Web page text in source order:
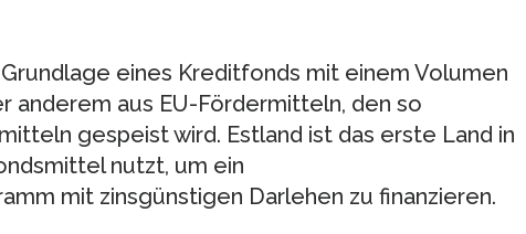
eines Kreditfonds mit einem Volumen
anderem aus EU-Fördermitteln, den so
gespeist wird. Estland ist das erste Land in
nutzt, um ein
mit zinsgünstigen Darlehen zu finanzieren.